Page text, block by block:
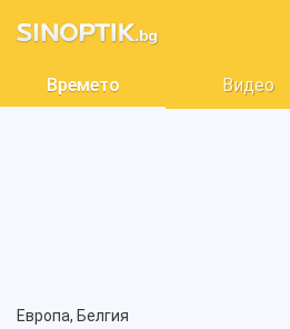
Времето Видео
Европа, Белгия